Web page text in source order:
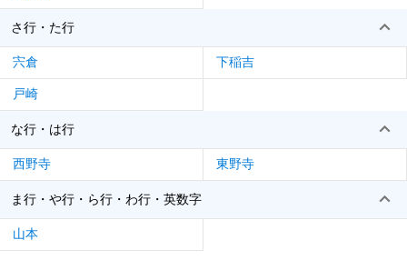
さ行・た行
宍倉 下稲吉
戸崎
な行・は行
西野寺 東野寺
ま行・や行・ら行・わ行・英数字
山本